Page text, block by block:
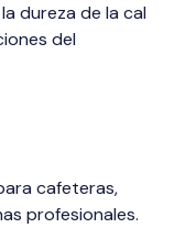
dureza de la cal
del
cafeteras,
profesionales.